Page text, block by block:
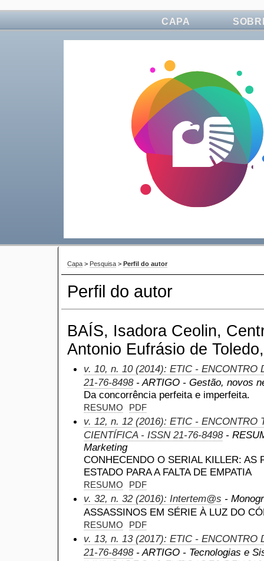
CAPA
Capa > Pesquisa > Perfil do autor
Perfil do autor
BAÍS, Isadora Ceolin,
Antonio Eufrásio de
v. 10, n. 10 (2014): ETIC - ENCONTRO
21-76-8498- ARTIGO - Gestão, novos
Da concorrência perfeita e imperfeita.
RESUMO PDF
v. 12, n. 12 (2016): ETIC - ENCONTRO
CIENTÍFICA - ISSN 21-76-8498-
Marketing
CONHECENDO O SERIAL KILLER: AS
ESTADO PARA A FALTA DE EMPATIA
RESUMO PDF
v. 32, n. 32 (2016): Intertem@s -
ASSASSINOS EM SÉRIE À LUZ DO
RESUMO PDF
v. 13, n. 13 (2017): ETIC - ENCONTRO
21-76-8498- ARTIGO - Tecnologias e